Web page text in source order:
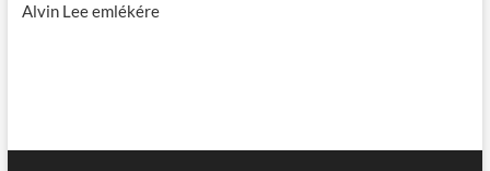
Alvin Lee emlékére